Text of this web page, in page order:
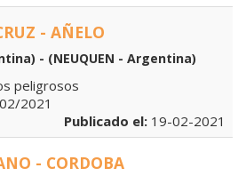
- AÑELO
- (NEUQUEN - Argentina)
peligrosos
2021
Publicado el: 19-02-2021
- CORDOBA